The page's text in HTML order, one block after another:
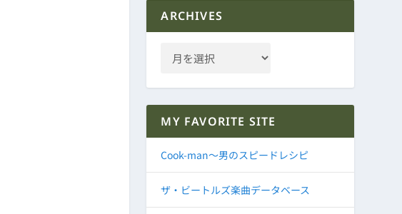
ARCHIVES
MY FAVORITE SITE
Cook-man～男のスピードレシピ
ザ・ビートルズ楽曲データベース